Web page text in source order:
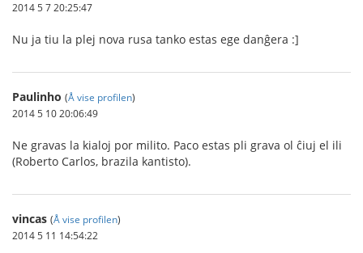
2014 5 7 20:25:47
Nu ja tiu la plej nova rusa tanko estas ege danĝera :]
Paulinho (Å vise profilen)
2014 5 10 20:06:49
Ne gravas la kialoj por milito. Paco estas pli grava ol ĉiuj el ili
(Roberto Carlos, brazila kantisto).
vincas (Å vise profilen)
2014 5 11 14:54:22